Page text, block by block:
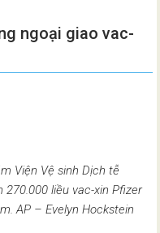
ngoại giao vac-
Viện Vệ sinh Dịch tễ
270.000 liều vac-xin Pfizer
AP – Evelyn Hockstein